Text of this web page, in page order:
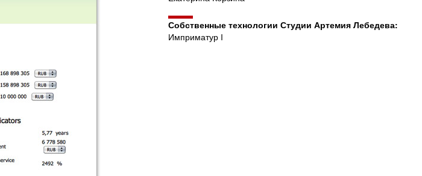
Собственные технологии Студии Артемия Лебедева:
Имприматур I